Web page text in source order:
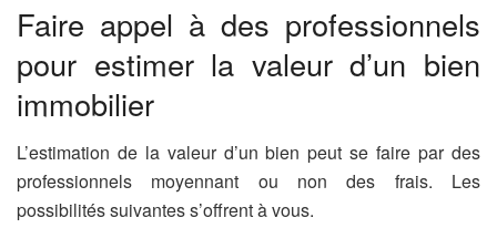
Faire appel à des professionnels
pour estimer la valeur d’un bien
immobilier
L’estimation de la valeur d’un bien peut se faire par des
professionnels moyennant ou non des frais. Les
possibilités suivantes s’offrent à vous.